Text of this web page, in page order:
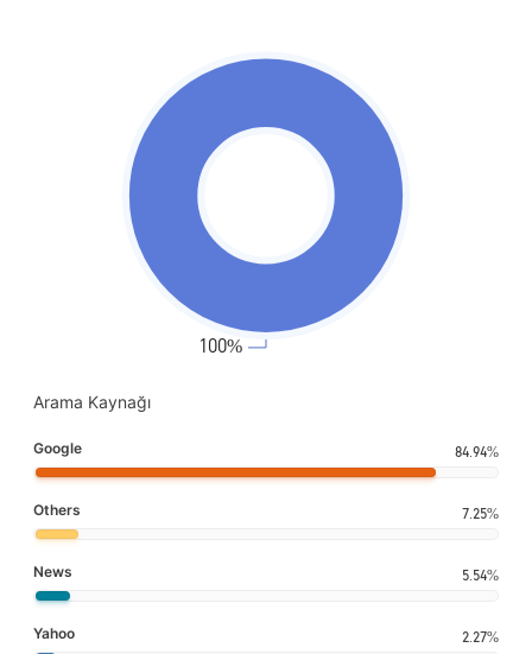
Arama Kaynağı
Google 84.94%
Others 7.25%
News 5.54%
Yahoo 2.27%